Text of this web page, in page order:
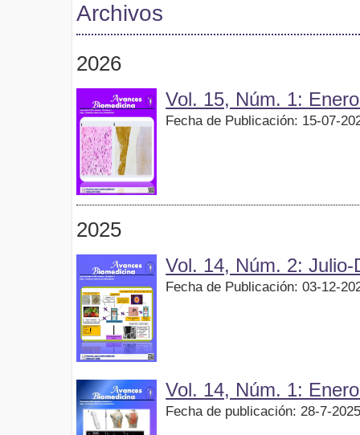
Archivos
2026
Vol. 15, Núm. 1:
Fecha de Publicación: 15-07-
2025
Vol. 14, Núm. 2: Julio-
Fecha de Publicación: 03-12-
Vol. 14, Núm. 1:
Fecha de publicación: 28-7-